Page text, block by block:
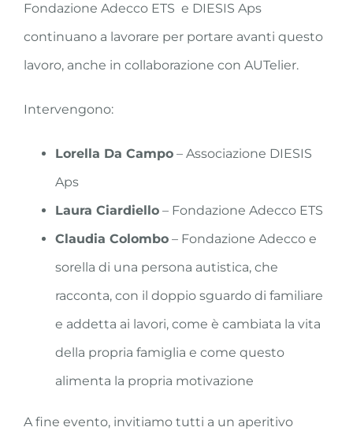
Fondazione Adecco ETS e DIESIS Aps
continuano a lavorare per portare avanti questo
lavoro, anche in collaborazione con AUTelier.
Intervengono:
Lorella Da Campo – Associazione DIESIS
Aps
Laura Ciardiello – Fondazione Adecco ETS
Claudia Colombo – Fondazione Adecco e
sorella di una persona autistica, che
racconta, con il doppio sguardo di familiare
e addetta ai lavori, come è cambiata la vita
della propria famiglia e come questo
alimenta la propria motivazione
A fine evento, invitiamo tutti a un aperitivo